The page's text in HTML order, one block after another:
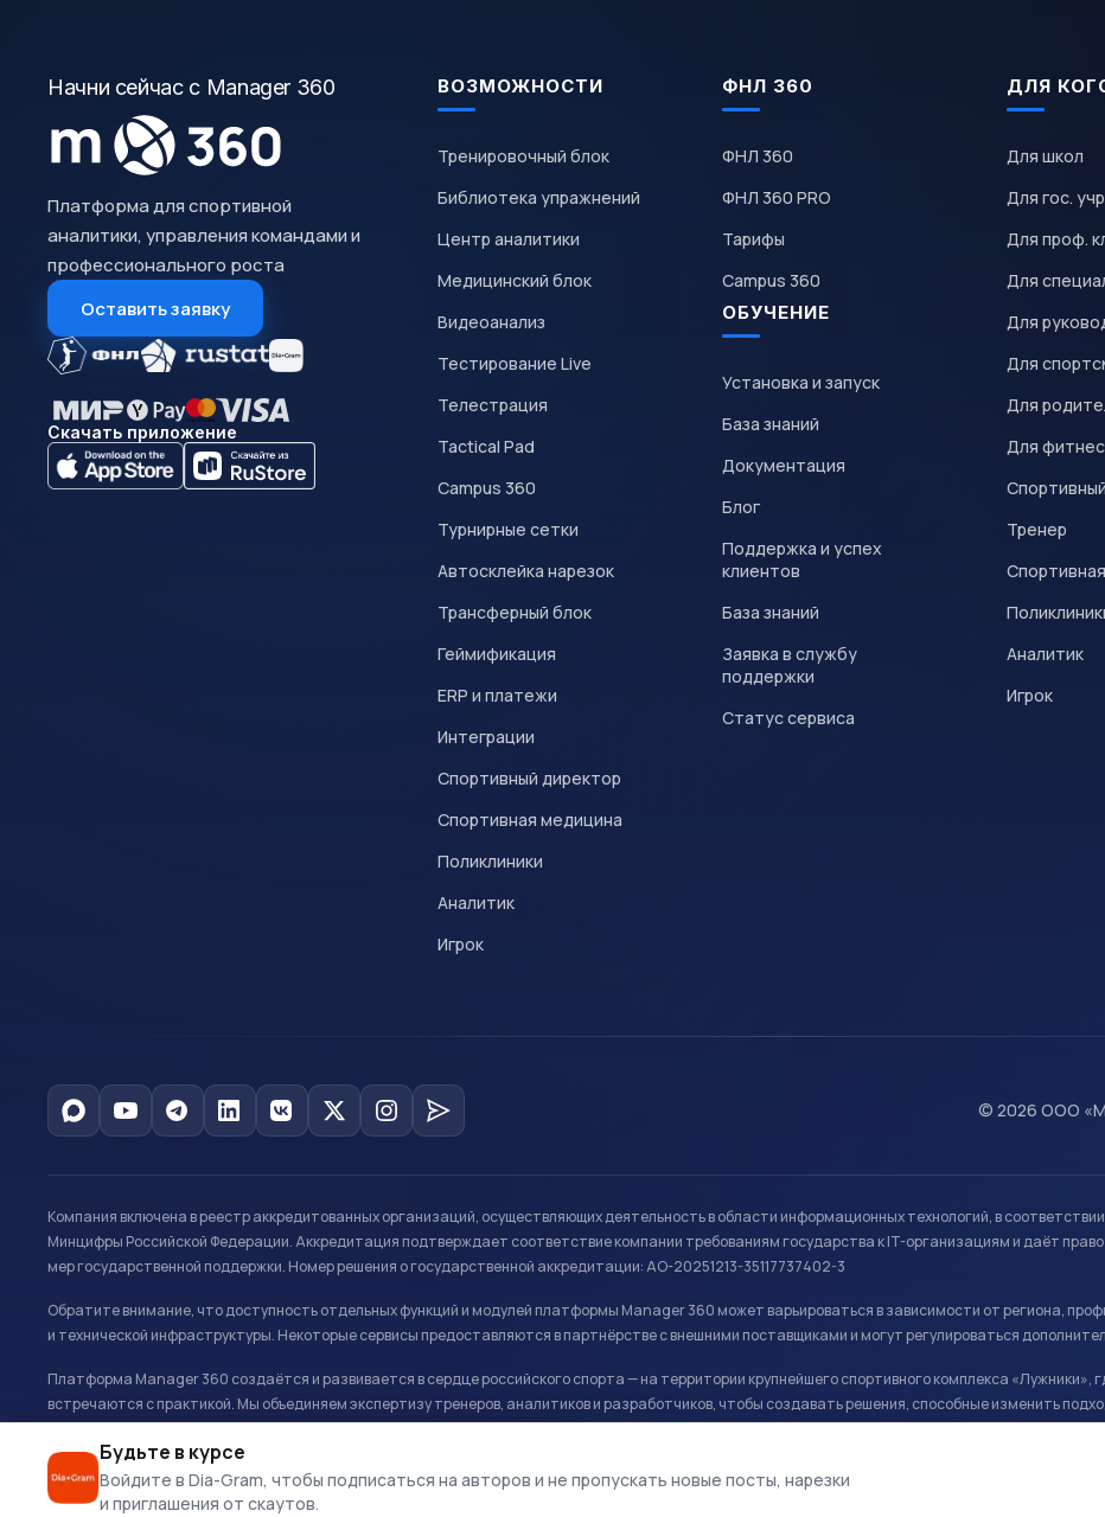
Будьте в курсе
Войдите в Dia-Gram, чтобы подписаться на авторов и не пропускать новые посты, нарезки
и приглашения от скаутов.
Начни сейчас с Manager 360
Платформа для спортивной
аналитики, управления командами и
профессионального роста
Оставить заявку
Скачать приложение
ВОЗМОЖНОСТИ
Тренировочный блок
Библиотека упражнений
Центр аналитики
Медицинский блок
Видеоанализ
Тестирование Live
Телестрация
Tactical Pad
Campus 360
Турнирные сетки
Автосклейка нарезок
Трансферный блок
Геймификация
ERP и платежи
Интеграции
Спортивный директор
Спортивная медицина
Поликлиники
Аналитик
Игрок
ФНЛ 360
ФНЛ 360
ФНЛ 360 PRO
Тарифы
Campus 360
ОБУЧЕНИЕ
Установка и запуск
База знаний
Документация
Блог
Поддержка и успех
клиентов
База знаний
Заявка в службу
поддержки
Статус сервиса
ДЛЯ
Для школ
Для гос.
Для проф.
Для
Для
Для
Для
Для
Тренер
Аналитик
Игрок
© 2026 ООО
Компания включена в реестр аккредитованных организаций, осуществляющих деятельность в области информационных технологий, в
Минцифры Российской Федерации. Аккредитация подтверждает соответствие компании требованиям государства к IT-организациям и даёт
мер государственной поддержки. Номер решения о государственной аккредитации: АО-20251213-35117737402-3
Обратите внимание, что доступность отдельных функций и модулей платформы Manager 360 может варьироваться в зависимости от региона,
и технической инфраструктуры. Некоторые сервисы предоставляются в партнёрстве с внешними поставщиками и могут регулироваться
Платформа Manager 360 создаётся и развивается в сердце российского спорта — на территории крупнейшего спортивного комплекса «Лужники»,
встречаются с практикой. Мы объединяем экспертизу тренеров, аналитиков и разработчиков, чтобы создавать решения, способные изменить
развитию и управлению в спорте.
Офис: г. Москва, Олимпийский комплекс «Лужники», Большая спортивная арена, ул. Лужники 24с1.